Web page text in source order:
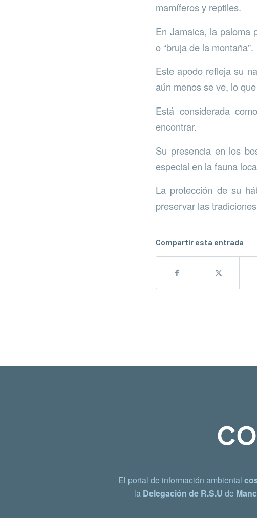
mamíferos y reptiles.
En Jamaica, la paloma
o “bruja de la montaña”.
Este apodo refleja su
aún menos se ve, lo
Está considerada
encontrar.
Su presencia en los
especial en la fauna
La protección de su
preservar las
Compartir esta entrada
El portal de información ambiental
la Delegación de R.S.U de